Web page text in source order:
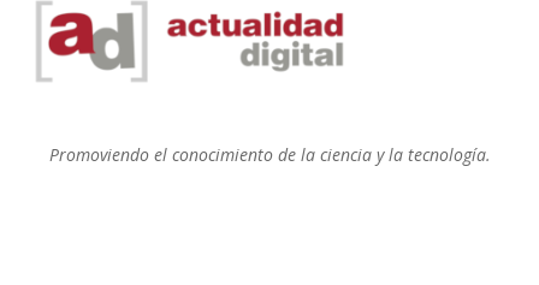
Promoviendo el conocimiento de la ciencia y la tecnología.